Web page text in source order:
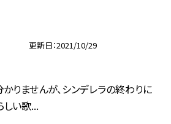
更新日 2021/10/29
りませんが、シンデレラの終わりに
い歌...